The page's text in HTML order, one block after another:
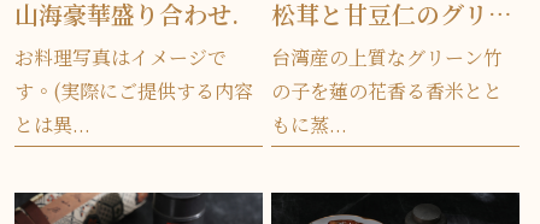
山海豪華盛り合わせ.
お料理写真はイメージで
す。(実際にご提供する内容
とは異...
松茸と甘豆仁のグリーン竹の子
台湾産の上質なグリーン竹
の子を蓮の花香る香米とと
もに蒸...